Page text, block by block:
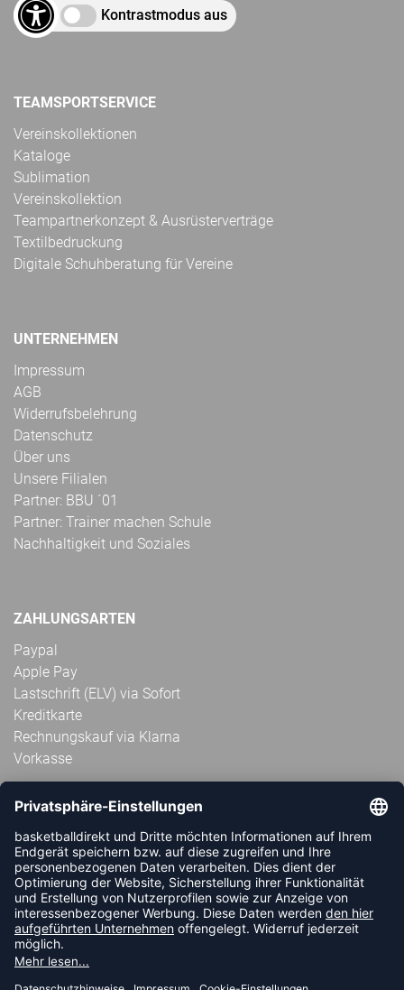
Kontrastmodus aus
TEAMSPORTSERVICE
Vereinskollektionen
Kataloge
Sublimation
Vereinskollektion
Teampartnerkonzept & Ausrüsterverträge
Textilbedruckung
Digitale Schuhberatung für Vereine
UNTERNEHMEN
Impressum
AGB
Widerrufsbelehrung
Datenschutz
Über uns
Unsere Filialen
Partner: BBU ´01
Partner: Trainer machen Schule
Nachhaltigkeit und Soziales
ZAHLUNGSARTEN
Paypal
Apple Pay
Lastschrift (ELV) via Sofort
Kreditkarte
Rechnungskauf via Klarna
Vorkasse
ABONNIERE JETZT DEN KOSTENLOSEN
HANDBALLDIREKT-NEWSLETTER UND VERPASSE KEINE
NEUIGKEIT ODER AKTION MEHR.
JETZT ANMELDEN